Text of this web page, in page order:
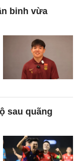
binh vừa
sau quãng